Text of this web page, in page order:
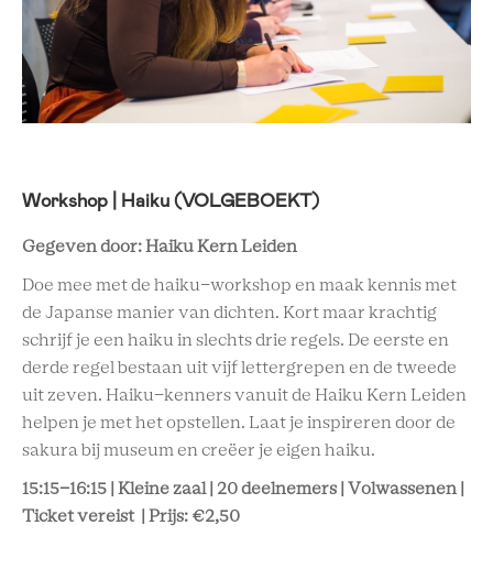
Workshop | Haiku (VOLGEBOEKT)
Gegeven door: Haiku Kern Leiden
Doe mee met de haiku-workshop en maak kennis met
de Japanse manier van dichten. Kort maar krachtig
schrijf je een haiku in slechts drie regels. De eerste en
derde regel bestaan uit vijf lettergrepen en de tweede
uit zeven. Haiku-kenners vanuit de Haiku Kern Leiden
helpen je met het opstellen. Laat je inspireren door de
sakura bij museum en creëer je eigen haiku.
15:15-16:15 | Kleine zaal | 20 deelnemers | Volwassenen |
Ticket vereist | Prijs: €2,50